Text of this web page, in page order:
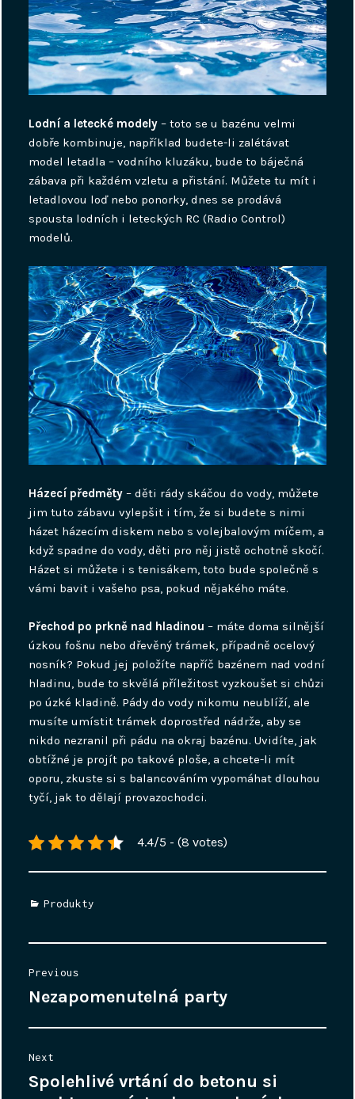
Lodní a letecké modely – toto se u bazénu velmi
dobře kombinuje, například budete-li zalétávat
model letadla – vodního kluzáku, bude to báječná
zábava při každém vzletu a přistání. Můžete tu mít i
letadlovou loď nebo ponorky, dnes se prodává
spousta lodních i leteckých RC (Radio Control)
modelů.
Házecí předměty – děti rády skáčou do vody, můžete
jim tuto zábavu vylepšit i tím, že si budete s nimi
házet házecím diskem nebo s volejbalovým míčem, a
když spadne do vody, děti pro něj jistě ochotně skočí.
Házet si můžete i s tenisákem, toto bude společně s
vámi bavit i vašeho psa, pokud nějakého máte.
Přechod po prkně nad hladinou – máte doma silnější
úzkou fošnu nebo dřevěný trámek, případně ocelový
nosník? Pokud jej položíte napříč bazénem nad vodní
hladinu, bude to skvělá příležitost vyzkoušet si chůzi
po úzké kladině. Pády do vody nikomu neublíží, ale
musíte umístit trámek doprostřed nádrže, aby se
nikdo nezranil při pádu na okraj bazénu. Uvidíte, jak
obtížné je projít po takové ploše, a chcete-li mít
oporu, zkuste si s balancováním vypomáhat dlouhou
tyčí, jak to dělají provazochodci.
4.4/5 - (8 votes)
Categories
Produkty
Previous
Previous
Nezapomenutelná party
Next
Next
Spolehlivé vrtání do betonu si